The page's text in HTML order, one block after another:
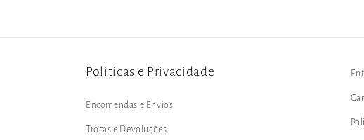
Politicas e Privacidade
Encomendas e Envios
Trocas e Devoluções